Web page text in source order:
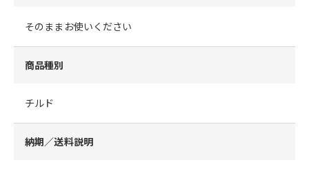
そのままお使いください
商品種別
チルド
納期／送料説明